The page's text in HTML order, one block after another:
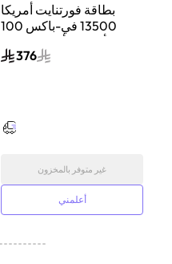
بطاقة فورتنايت أمريكا
13500 في-باكس 100
دولار أمريكي ألوان متعددة
376
غير متوفر بالمخزون
أعلمني